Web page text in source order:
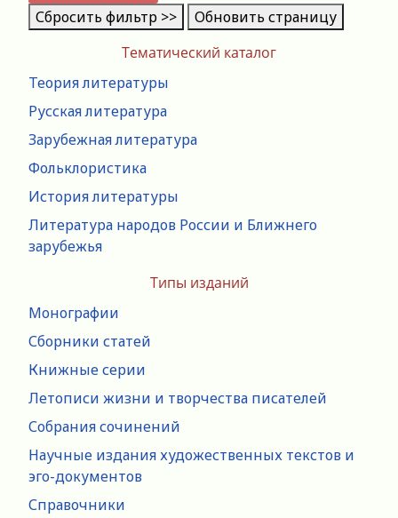
Тематический каталог
Теория литературы
Русская литература
Зарубежная литература
Фольклористика
История литературы
Литература народов России и Ближнего
зарубежья
Типы изданий
Монографии
Сборники статей
Книжные серии
Летописи жизни и творчества писателей
Собрания сочинений
Научные издания художественных текстов и
эго-документов
Справочники
Сбросить фильтр >> Обновить страницу